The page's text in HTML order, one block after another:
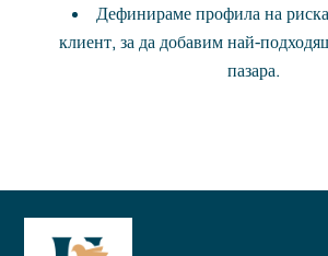
Дефинираме профила на
клиент, за да добавим най-
пазара.